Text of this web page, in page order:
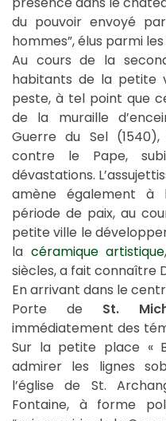
du pouvoir envoyé
hommes”, élus parmi
Au cours de la
habitants de la petite
peste, à tel point que
de la muraille
Guerre du Sel
contre le Pape,
dévastations.
amène également à
période de paix, au
petite ville le
la céramique artistique
siècles, a fait connaître
En arrivant dans le
Porte de St.
immédiatement des
Sur la petite place «
admirer les lignes
l’église de St.
Fontaine, à forme